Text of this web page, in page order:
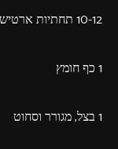
10­-12 תחתיות ארטישוק קפואות, מופשרות
1 כף חומץ
1 בצל, מגורר וסחוט